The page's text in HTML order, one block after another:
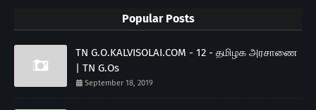
Popular Posts
TN G.O.KALVISOLAI.COM - 12 - தமிழக அரசாணை
| TN G.Os
September 18, 2019